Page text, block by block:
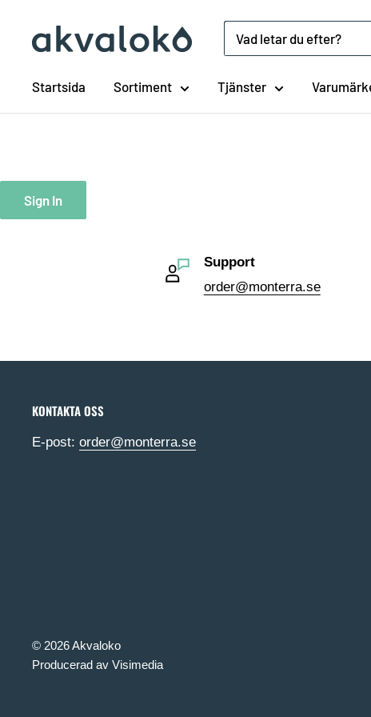
Akvaloko
Startsida Sortiment Tjänster
Sign In
Support
order@monterra.se
KONTAKTA OSS
E-post: order@monterra.se
© 2026 Akvaloko
Producerad av Visimedia